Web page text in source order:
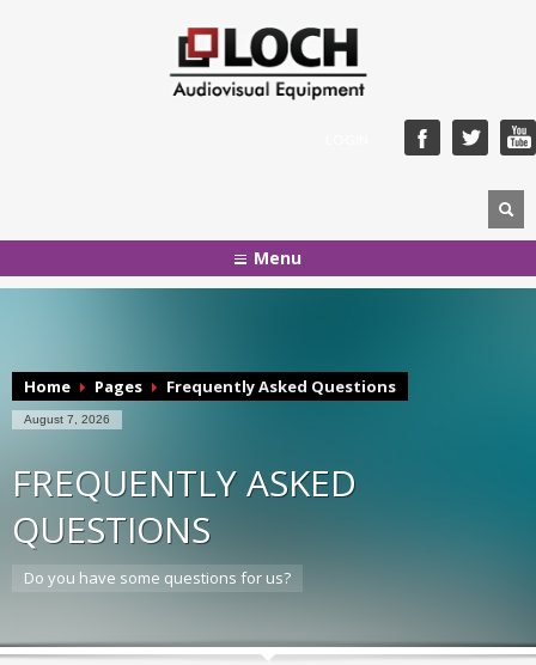
Menu
Home Pages Frequently Asked Questions
August 7, 2026
FREQUENTLY ASKED
QUESTIONS
Do you have some questions for us?